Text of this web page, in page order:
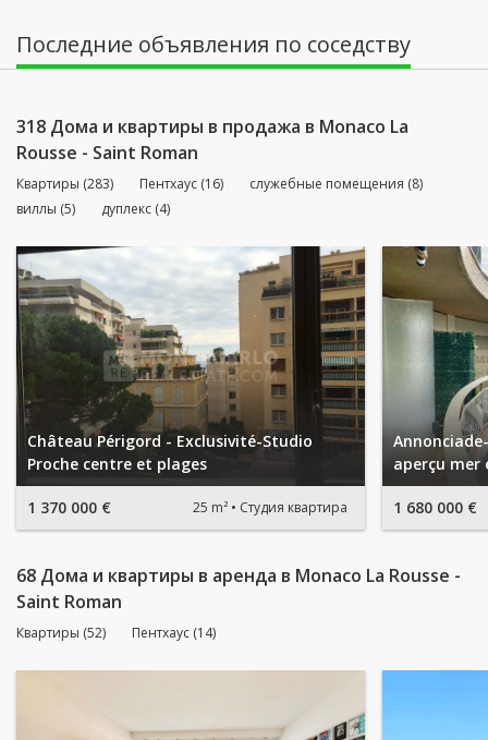
Последние объявления по соседству
318 Дома и квартиры в продажа в Monaco La
Rousse - Saint Roman
Квартиры (283) Пентхаус (16)
служебные помещения (8)
виллы (5)
дуплекс (4)
Château Périgord - Exclusivité-Studio
Proche centre et plages
1 370 000 € 25 m² Студия квартира
aperçu mer
1 680 000 €
68 Дома и квартиры в аренда в Monaco La Rousse -
Saint Roman
Квартиры (52) Пентхаус (14)